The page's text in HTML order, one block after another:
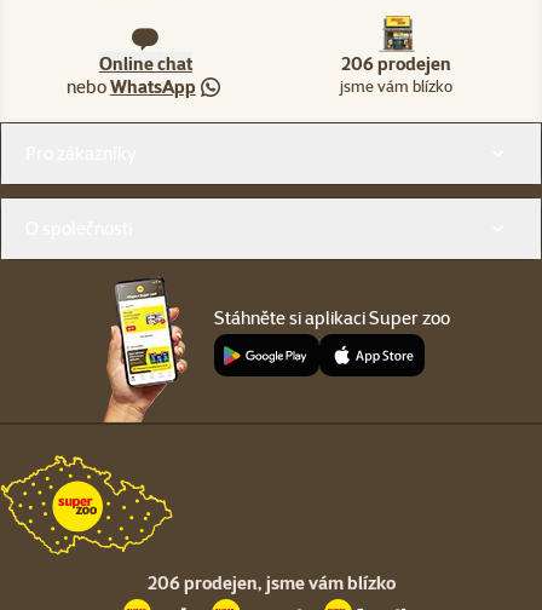
Online chat
neboWhatsApp
206 prodejen
jsme vám blízko
Stáhněte si aplikaci Super zoo
206 prodejen, jsme vám blízko